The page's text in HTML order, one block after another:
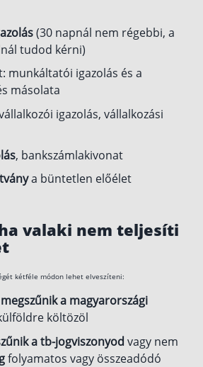
(30 napnál nem régebbi, a
tudod kérni)
munkáltatói igazolás és a
másolata
igazolás, vállalkozási
, bankszámlakivonat
a büntetlen előélet
valaki nem teljesíti
kétféle módon lehet elveszíteni:
a magyarországi
költözöl
a tb-jogviszonyod vagy nem
folyamatos vagy összeadódó